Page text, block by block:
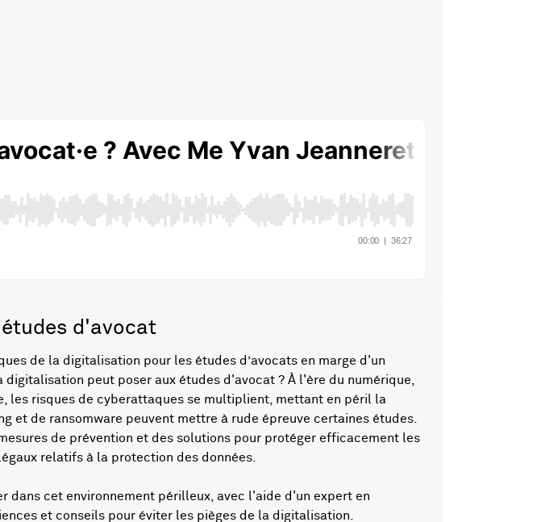
d'avocat
de la digitalisation pour les études d’avocats en marge d'un
peut poser aux études d'avocat ? À l'ère du numérique,
les risques de cyberattaques se multiplient, mettant en péril la
et de ransomware peuvent mettre à rude épreuve certaines études.
de prévention et des solutions pour protéger efficacement les
relatifs à la protection des données.
dans cet environnement périlleux, avec l'aide d'un expert en
et conseils pour éviter les pièges de la digitalisation.